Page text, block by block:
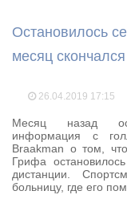
Остановилось
месяц
26.04.2019 17:15
Месяц назад
информация с
Braakman о том,
Грифа
дистанции.
больницу, где его